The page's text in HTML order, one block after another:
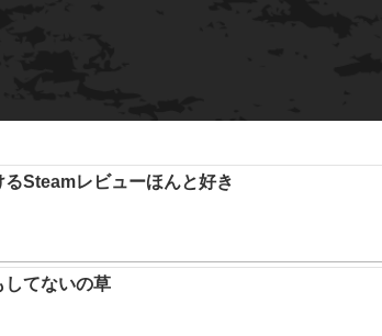
るSteamレビューほんと好き
してないの草